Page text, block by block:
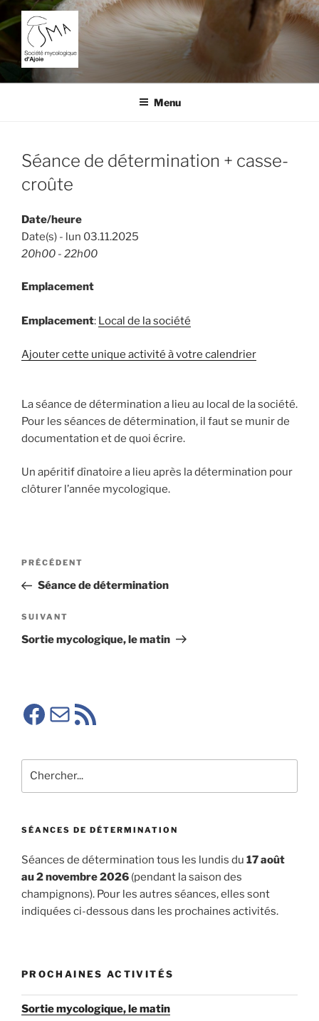
Aller
au
contenu
principal
SOCIÉTÉ MYCOLOGIQUE
L'étude des champignons dans la région de Porrentruy.
Menu
Séance de détermination + casse-
croûte
Date/heure
Date(s) - lun 03.11.2025
20h00 - 22h00
Emplacement
Emplacement: Local de la société
Ajouter cette unique activité à votre calendrier
La séance de détermination a lieu au local de la société.
Pour les séances de détermination, il faut se munir de
documentation et de quoi écrire.
Un apéritif dînatoire a lieu après la détermination pour
clôturer l’année mycologique.
Navigation
l’article
Article
précédent
PRÉCÉDENT
Séance de détermination
Article
suivant
SUIVANT
Sortie mycologique, le matin
Facebook SMA
E-mailRSS SMA
SÉANCES DE DÉTERMINATION
Séances de détermination tous les lundis du 17 août
au 2 novembre 2026 (pendant la saison des
champignons). Pour les autres séances, elles sont
indiquées ci-dessous dans les prochaines activités.
PROCHAINES ACTIVITÉS
Sortie mycologique, le matin